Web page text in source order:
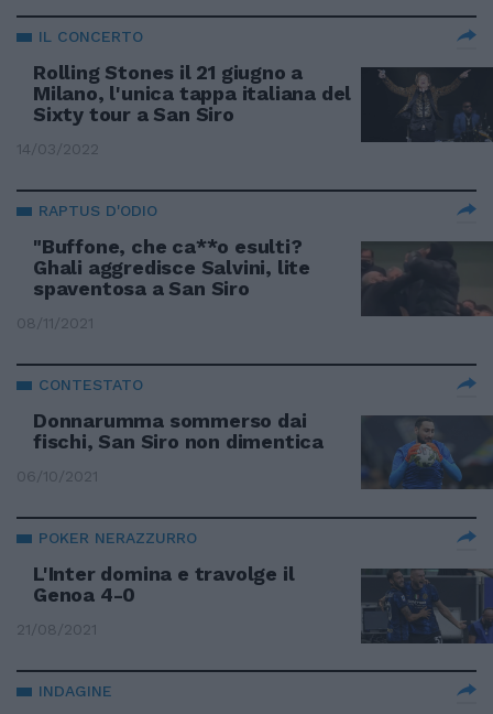
IL CONCERTO
Rolling Stones il 21 giugno a
Milano, l'unica tappa italiana del
Sixty tour a San Siro
14/03/2022
RAPTUS D'ODIO
"Buffone, che ca**o esulti?
Ghali aggredisce Salvini, lite
spaventosa a San Siro
08/11/2021
CONTESTATO
Donnarumma sommerso dai
fischi, San Siro non dimentica
06/10/2021
POKER NERAZZURRO
L'Inter domina e travolge il
Genoa 4-0
21/08/2021
INDAGINE